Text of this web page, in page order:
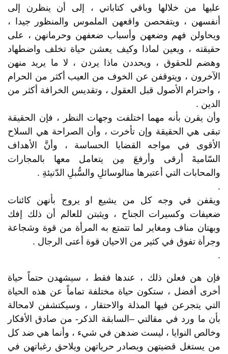
عليها من خلالها وباقي كتاباتي ، إلى أن ينظرن إلى
أنفسهن ، ويتفحصن واقعهن الملموس والمنظور جيدا ،
ويحاولن فهم وضعهن وأسباب ضعفهن وحرمانهن ، على
حقيقته ، ويعين لماذا وكيف يعشن حياة تخلف واضطهاد
وهضم للحقوق ، ويحددن ماذا يردن ، لا ما يريد منهن
الآخرون ، ويتوقفن عن الخوف من العيب أكثر من الحرام
، واحترام الأصول قبل العقول ، وتقديس الخرافة أكثر من
الدين .
وأن يقرن بأنه مهما اختلفت وجهات النظر ، فإن الحقيقة
تبقى هي الحقيقة وإن تأخرت ، وأن الصراحة هي السلاح
الأقوى في مواجه القضايا الحساسة ، وأنَّ الأهداف
السّاميةَ أرقى وأرفعَ مِن يتعامل معها بالمجارات
والمحابات التي أعتبرها منالوسائلِ والسُّبلِ الدّنيئةِ .
.
ويقفن في وجه كل من يشيع او يروج بأنهن كائنات
ضعيفات وكسيرات الجناح ، ويثبتن للعالم أن ذلك إفك
وبهتان مناف ومغاير لما تتمتع به المرأة من قوة وشجاعة
وجرأة تفوق في كثير من الاحيان قوة أعتى الرجال .
.
فإن هن فعلن ذلك ، عندها فقط ، سيشهدن حتماً حياة
أخرى أفضل ، ستكون حياة مختلفة تماماً عن هذه الحياة
التي يتجرعن فيها المذلة والاحتقار ، وسيكتشفن لامحالة
بأن ما ورد في مقالتي –السابقة الذكر- من صادق الأفكار
وخالص النوايا ، ليست ضدهن في شيء ، وأنما هي ضد كل
من يستغل قضيتهن ويصادر حرياتهن ويلاحق رغباتهن في